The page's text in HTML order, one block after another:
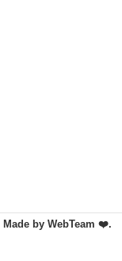
Made by WebTeam ❤️.